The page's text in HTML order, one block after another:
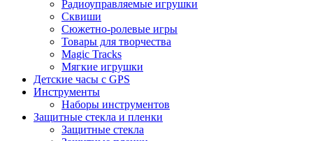
Радиоуправляемые игрушки
Сквиши
Сюжетно-ролевые игры
Товары для творчества
Magic Tracks
Мягкие игрушки
Детские часы с GPS
Инструменты
Наборы инструментов
Защитные стекла и пленки
Защитные стекла